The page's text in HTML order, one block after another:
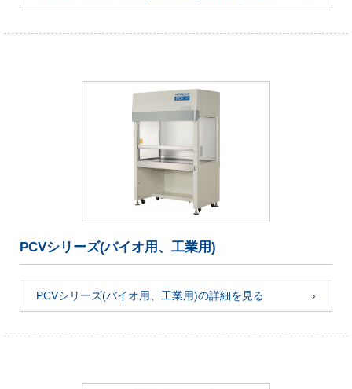
PCVシリーズ(バイオ用、工業用)
PCVシリーズ(バイオ用、工業用)の詳細を見る